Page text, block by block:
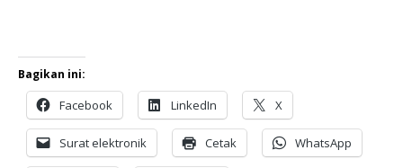
Bagikan ini:
Facebook LinkedIn X
Surat elektronik Cetak WhatsApp